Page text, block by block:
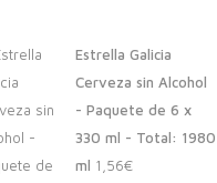
Estrella Galicia
Cerveza sin Alcohol
- Paquete de 6 x
330 ml - Total: 1980
ml 1,56€